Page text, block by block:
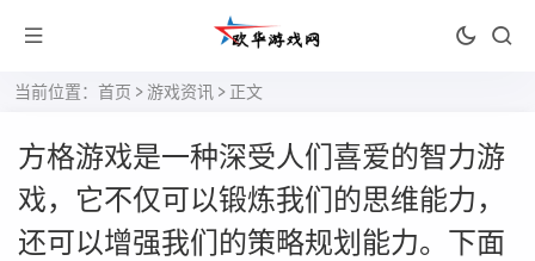
当前位置： 首页 > 游戏资讯 > 正文
方格游戏是一种深受人们喜爱的智力游
戏，它不仅可以锻炼我们的思维能力，
还可以增强我们的策略规划能力。下面